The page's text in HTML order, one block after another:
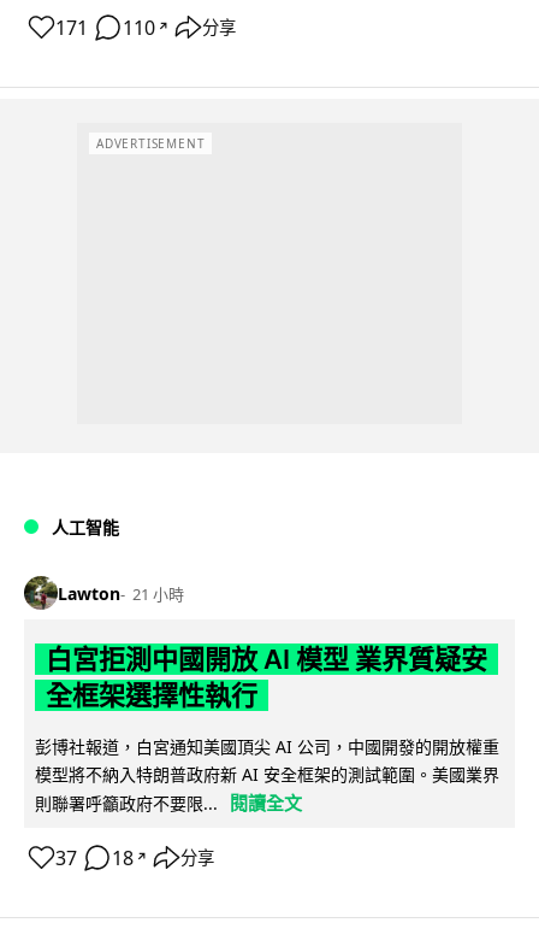
171 110 ↗ 分享
ADVERTISEMENT
人工智能
Lawton 21 小時
白宮拒測中國開放 AI 模型 業界質疑安
全框架選擇性執行
彭博社報道，白宮通知美國頂尖 AI 公司，中國開發的開放權重
模型將不納入特朗普政府新 AI 安全框架的測試範圍。美國業界
則聯署呼籲政府不要限...
閱讀全文
37 18 ↗ 分享